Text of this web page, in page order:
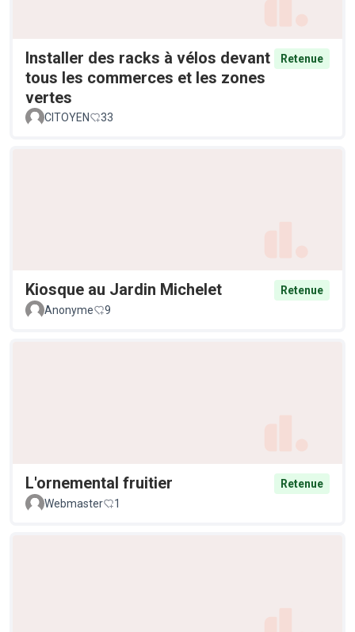
Installer des racks à vélos devant
tous les commerces et les zones
vertes
Retenue
CITOYEN 33
Kiosque au Jardin Michelet
Retenue
Anonyme
9
L'ornemental fruitier
Retenue
Webmaster
1